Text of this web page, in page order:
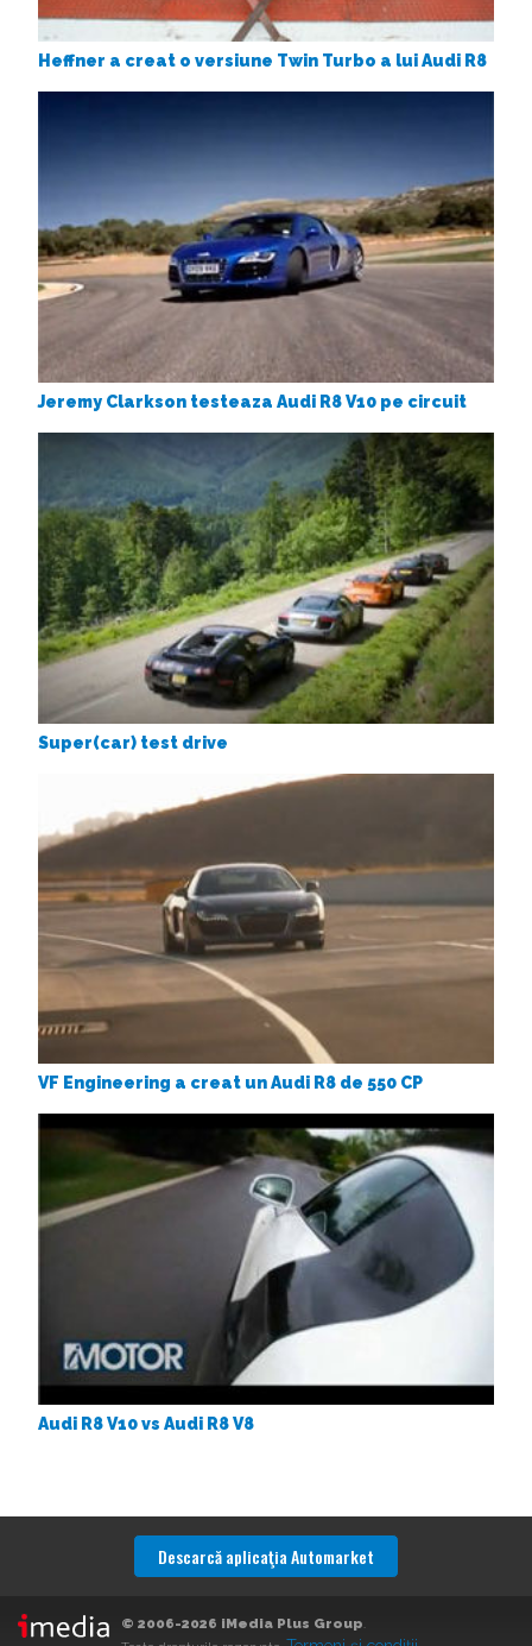
Heffner a creat o versiune Twin Turbo a lui Audi R8
Jeremy Clarkson testeaza Audi R8 V10 pe circuit
Super(car) test drive
VF Engineering a creat un Audi R8 de 550 CP
Audi R8 V10 vs Audi R8 V8
Descarcă aplicaţia Automarket
© 2006-2026 iMedia Plus Group.